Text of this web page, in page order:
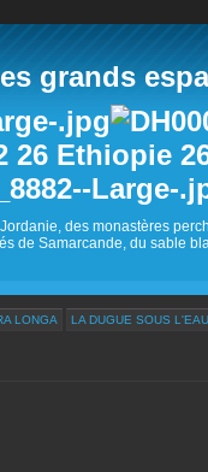
grands
des monastères
de Samarcande, du sable
LONGA LA DUGUE SOUS